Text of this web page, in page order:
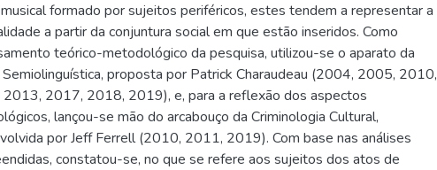
formado por sujeitos periféricos, estes tendem a representar a
a partir da conjuntura social em que estão inseridos. Como
teórico-metodológico da pesquisa, utilizou-se o aparato da
Semiolinguística, proposta por Patrick Charaudeau (2004, 2005, 2010,
2017, 2018, 2019), e, para a reflexão dos aspectos
lançou-se mão do arcabouço da Criminologia Cultural,
por Jeff Ferrell (2010, 2011, 2019). Com base nas análises
constatou-se, no que se refere aos sujeitos dos atos de